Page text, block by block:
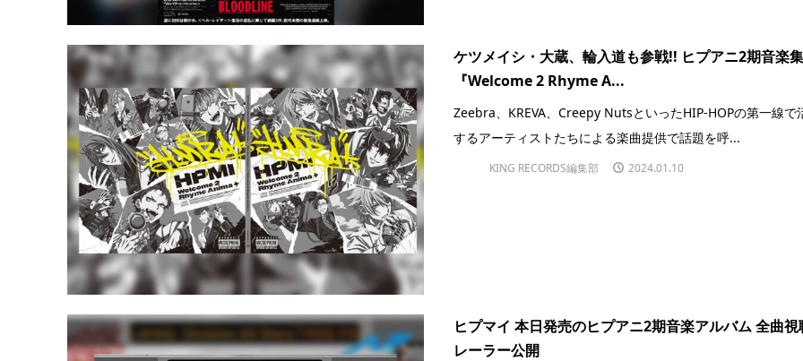
ケツメイシ・大蔵、輪入道も参戦!! ヒプアニ2期音楽
『Welcome 2 Rhyme A...
Zeebra、KREVA、Creepy NutsといったHIP-HOPの第一線で
するアーティストたちによる楽曲提供で話題を呼...
KING RECORDS編集部 2024.01.10
ヒプマイ 本日発売のヒプアニ2期音楽アルバム 全曲視
レーラー公開